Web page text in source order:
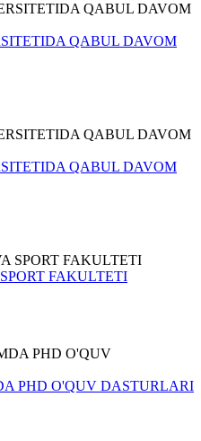
QABUL DAVOM
QABUL DAVOM
FAKULTETI
PHD O'QUV DASTURLARI